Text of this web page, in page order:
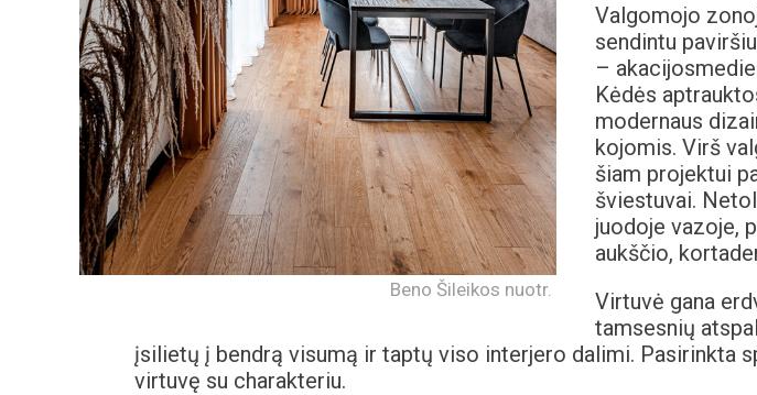
Beno Šileikos nuotr.
Valgomojo
sendintu
–
Kėdės
modernaus
kojomis. Virš
šiam projektui
šviestuvai.
juodoje vazoje,
aukščio,
Virtuvė gana
tamsesnių
įsilietų į bendrą visumą ir taptų viso interjero dalimi. Pasirinkta
virtuvę su charakteriu.